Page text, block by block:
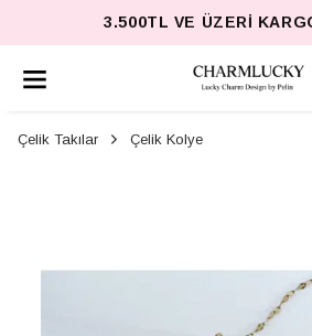
3.500TL VE ÜZERI
Çelik Takılar Çelik Kolye